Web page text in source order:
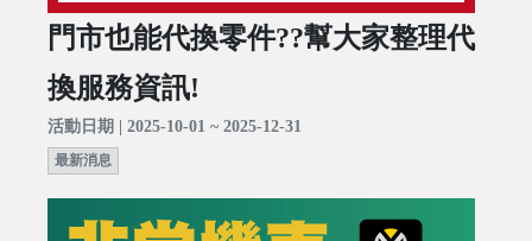
門市也能代換零件??幫大家整理代
換服務資訊!
活動日期 | 2025-10-01 ~ 2025-12-31
最新消息